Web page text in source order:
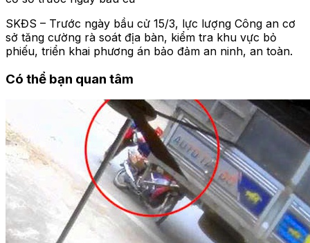
SKĐS – Trước ngày bầu cử 15/3, lực lượng Công an cơ
sở tăng cường rà soát địa bàn, kiểm tra khu vực bỏ
phiếu, triển khai phương án bảo đảm an ninh, an toàn.
Có thể bạn quan tâm